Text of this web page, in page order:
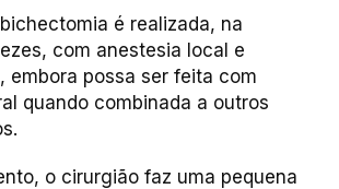
é realizada, na
com anestesia local e
embora possa ser feita com
quando combinada a outros
o cirurgião faz uma pequena